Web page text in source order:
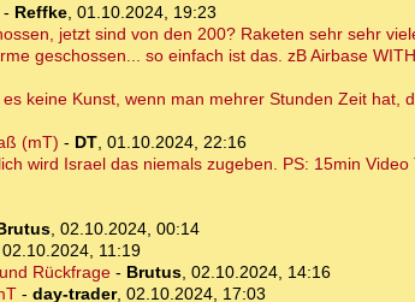
Reffke, 01.10.2024, 19:23
jetzt sind von den 200? Raketen sehr sehr
geschossen... so einfach ist das. zB Airbase
keine Kunst, wenn man mehrer Stunden Zeit hat,
(mT) - DT, 01.10.2024, 22:16
wird Israel das niemals zugeben. PS: 15min Video
, 02.10.2024, 00:14
02.10.2024, 11:19
Rückfrage- Brutus, 02.10.2024, 14:16
- day-trader, 02.10.2024, 17:03